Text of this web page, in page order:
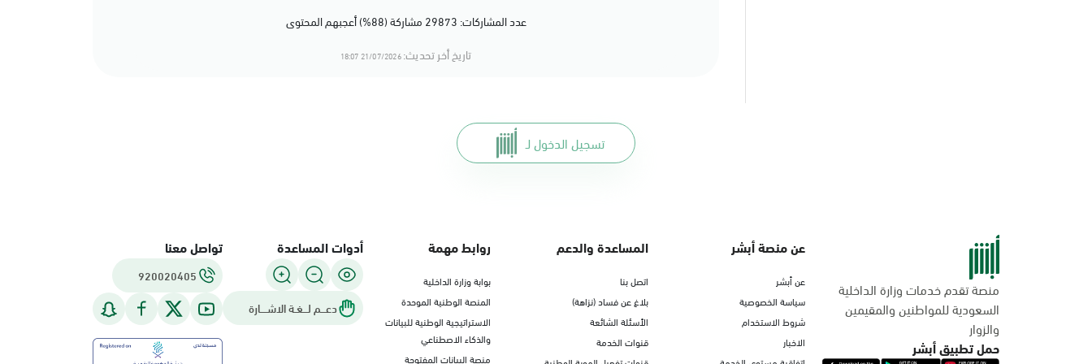
التوجه للموقع
الدمام, الدمام - بنده ضاحية الملك فهد
الأحد - الخميس (08:00-14:30)
التوجه للموقع
عدد المشاركات: 29873 مشاركة (88%) أعجبهم المحتوى
تاريخ أخر تحديث:21/07/2026 18:07
تسجيل الدخول لـ
منصة تقدم خدمات وزارة الداخلية
السعودية للمواطنين والمقيمين
والزوار
حمل تطبيق أبشر
عن منصة أبشر
عن أبشر
سياسة الخصوصية
شروط الاستخدام
الاخبار
المساعدة والدعم
اتصل بنا
بلاغ عن فساد (نزاهة)
الأسئلة الشائعة
قنوات الخدمة
روابط مهمة
بوابة وزارة الداخلية
المنصة الوطنية الموحدة
الاستراتيجية الوطنية للبيانات
والذكاء الاصطناعي
منصة البيانات المفتوحة
أدوات المساعدة
دعـــم لـــغـة الاشــــارة
تواصل معنا
920020405